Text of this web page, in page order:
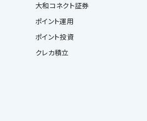
大和コネクト証券
ポイント運用
ポイント投資
クレカ積立